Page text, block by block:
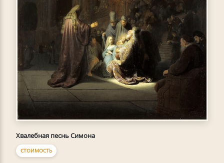
Хвалебная песнь Симона
СТОИМОСТЬ